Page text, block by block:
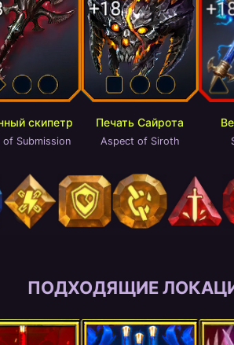
скипетр
of Submission
Печать Сайрота
Aspect of Siroth
ПОДХОДЯЩИЕ